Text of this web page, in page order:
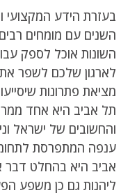
בעזרת הידע המקצועי
השנים עם מומחים
השונות אוכל לספק
לארגון שלכם לשפר את
מציאת פתרונות
תל אביב היא אחד
והחשובים של ישראל
ענפה המתפרסת
אביב היא בהחלט
ליהנות גם כן משפע